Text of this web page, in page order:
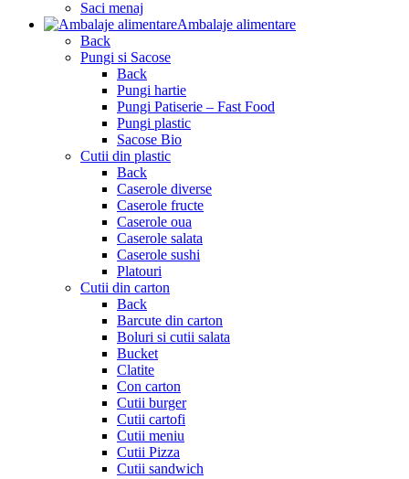
Saci menaj
Ambalaje alimentare
Back
Pungi si Sacose
Back
Pungi hartie
Pungi Patiserie – Fast Food
Pungi plastic
Sacose Bio
Cutii din plastic
Back
Caserole diverse
Caserole fructe
Caserole oua
Caserole salata
Caserole sushi
Platouri
Cutii din carton
Back
Barcute din carton
Boluri si cutii salata
Bucket
Clatite
Con carton
Cutii burger
Cutii cartofi
Cutii meniu
Cutii Pizza
Cutii sandwich